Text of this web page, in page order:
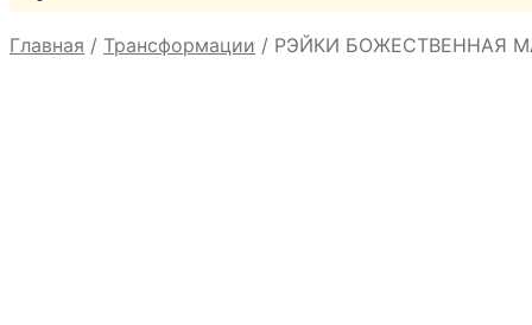
Главная / Трансформации / РЭЙКИ БОЖЕСТВЕННАЯ